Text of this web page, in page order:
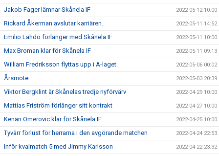
Jakob Fager lämnar Skånela IF 2022-05-12 10:00
Rickard Åkerman avslutar karriären. 2022-05-11 14:52
Emilio Lahdo förlänger med Skånela IF 2022-05-11 10:00
Max Broman klar för Skånela IF 2022-05-11 09:13
William Fredriksson flyttas upp i A-laget 2022-05-06 00:02
Årsmöte 2022-05-03 20:39
Viktor Bergklint är Skånelas tredje nyförvärv 2022-04-29 10:00
Mattias Friström förlänger sitt kontrakt 2022-04-27 10:00
Kenan Omerovic klar för Skånela IF 2022-04-25 10:00
Tyvärr förlust för herrarna i den avgörande matchen 2022-04-24 22:53
Inför kvalmatch 5 med Jimmy Karlsson 2022-04-22 23:32